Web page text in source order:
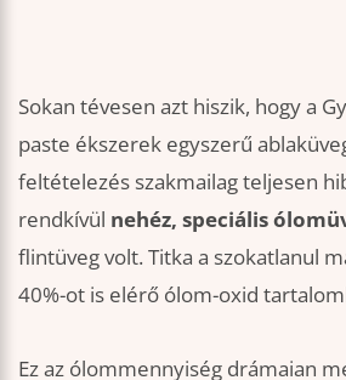
Sokan tévesen azt hiszik, hogy a
paste ékszerek egyszerű
feltételezés szakmailag teljesen
rendkívül nehéz, speciális
flintüveg volt. Titka a szokatlanul
40%-ot is elérő ólom-oxid
Ez az ólommennyiség drámaian